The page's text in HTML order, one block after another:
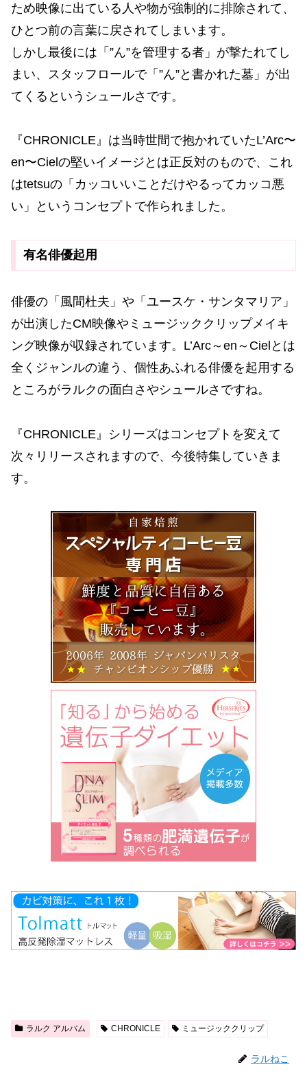
ため映像に出ている人や物が強制的に排除されて、
ひとつ前の言葉に戻されてしまいます。
しかし最後には「”ん”を管理する者」が撃たれてし
まい、スタッフロールで「”ん”と書かれた墓」が出
てくるというシュールさです。
『CHRONICLE』は当時世間で抱かれていたL’Arc〜
en〜Cielの堅いイメージとは正反対のもので、これ
はtetsuの「カッコいいことだけやるってカッコ悪
い」というコンセプトで作られました。
有名俳優起用
俳優の「風間杜夫」や「ユースケ・サンタマリア」
が出演したCM映像やミュージッククリップメイキ
ング映像が収録されています。L’Arc～en～Cielとは
全くジャンルの違う、個性あふれる俳優を起用する
ところがラルクの面白さやシュールさですね。
『CHRONICLE』シリーズはコンセプトを変えて
次々リリースされますので、今後特集していきま
す。
ラルク アルバム CHRONICLE ミュージッククリップ
ラルねこ